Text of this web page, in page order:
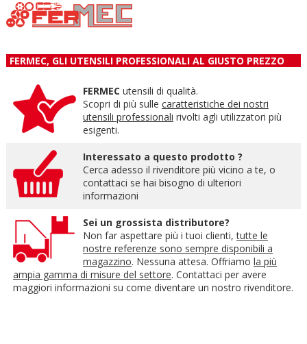
FERMEC, GLI UTENSILI PROFESSIONALI AL GIUSTO PREZZO
FERMECutensili di qualità.
Scopri di più sulle caratteristiche dei nostri
utensili professionali rivolti agli utilizzatori più
esigenti.
Interessato a questo prodotto ?
Cerca adesso il rivenditore più vicino a te, o
contattaci se hai bisogno di ulteriori
informazioni
Sei un grossista distributore?
Non far aspettare più i tuoi clienti,tutte le
nostre referenze sono sempre disponibili a
magazzino. Nessuna attesa. Offriamo la più
ampia gamma di misure del settore. Contattaci per avere
maggiori informazioni su come diventare un nostro rivenditore.